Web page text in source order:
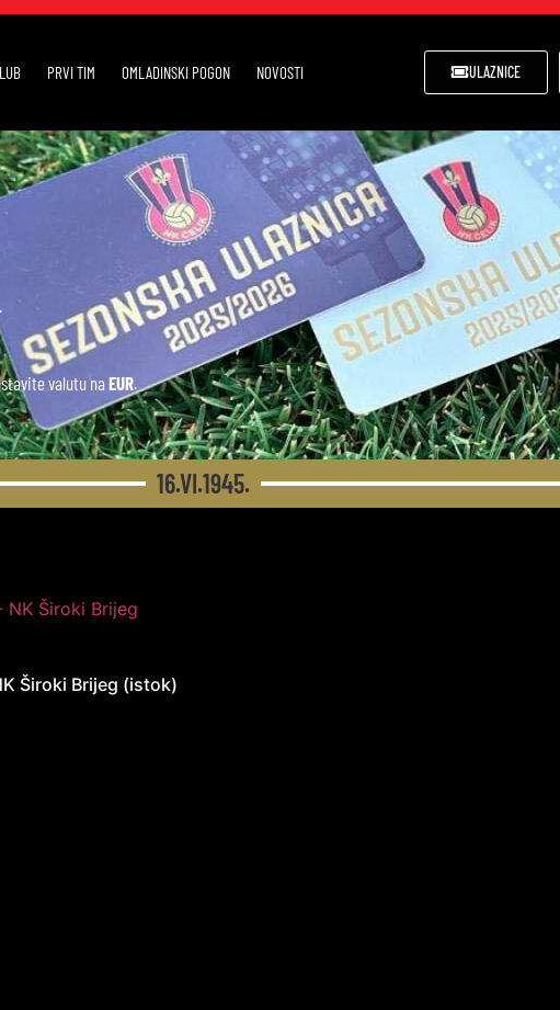
PRVI TIM OMLADINSKI POGON NOVOSTI ULAZNICE
valutu naEUR.
16.VI.1945.
Široki Brijeg (istok)